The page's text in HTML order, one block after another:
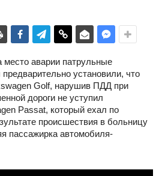
аварии патрульные
установили, что
Golf, нарушив ПДД при
дороги не уступил
Passat, который ехал по
происшествия в больницу
пассажирка автомобиля-